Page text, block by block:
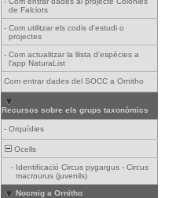
de Falciots
- Com utilitzar els codis d'estudi o
projectes
- Com actualitzar la llista d'espècies a
l'app NaturaList
Com entrar dades del SOCC a Ornitho
Recursos sobre els grups taxonòmics
- Orquídies
Ocells
- Identificació Circus pygargus - Circus
macrourus (juvenils)
Nocmig a Ornitho